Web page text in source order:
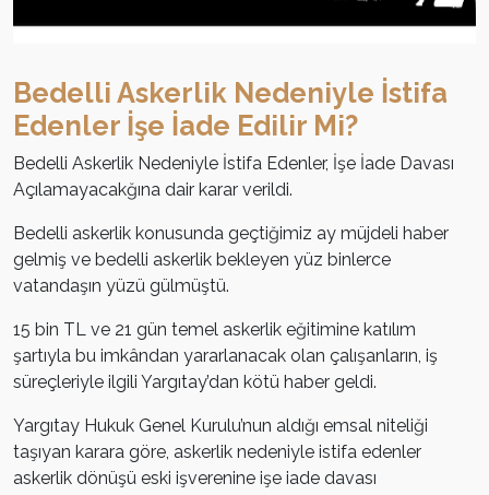
Bedelli Askerlik Nedeniyle İstifa
Edenler İşe İade Edilir Mi?
Bedelli Askerlik Nedeniyle İstifa Edenler, İşe İade Davası
Açılamayacakğına dair karar verildi.
Bedelli askerlik konusunda geçtiğimiz ay müjdeli haber
gelmiş ve bedelli askerlik bekleyen yüz binlerce
vatandaşın yüzü gülmüştü.
15 bin TL ve 21 gün temel askerlik eğitimine katılım
şartıyla bu imkândan yararlanacak olan çalışanların, iş
süreçleriyle ilgili Yargıtay’dan kötü haber geldi.
Yargıtay Hukuk Genel Kurulu’nun aldığı emsal niteliği
taşıyan karara göre, askerlik nedeniyle istifa edenler
askerlik dönüşü eski işverenine işe iade davası